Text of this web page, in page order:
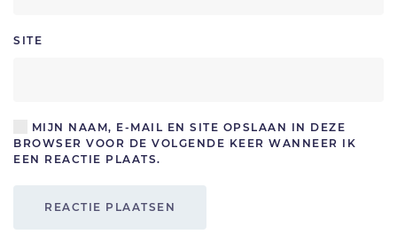
SITE
MIJN NAAM, E-MAIL EN SITE OPSLAAN IN DEZE
BROWSER VOOR DE VOLGENDE KEER WANNEER IK
EEN REACTIE PLAATS.
REACTIE PLAATSEN